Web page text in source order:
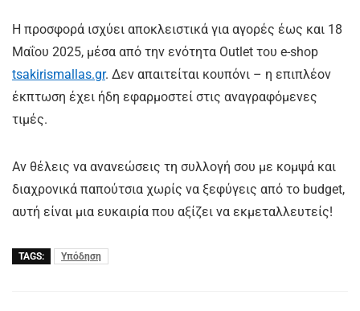
Η προσφορά ισχύει αποκλειστικά για αγορές έως και 18
Μαΐου 2025, μέσα από την ενότητα Outlet του e-shop
tsakirismallas.gr. Δεν απαιτείται κουπόνι – η επιπλέον
έκπτωση έχει ήδη εφαρμοστεί στις αναγραφόμενες
τιμές.
Αν θέλεις να ανανεώσεις τη συλλογή σου με κομψά και
διαχρονικά παπούτσια χωρίς να ξεφύγεις από το budget,
αυτή είναι μια ευκαιρία που αξίζει να εκμεταλλευτείς!
TAGS: Υπόδηση